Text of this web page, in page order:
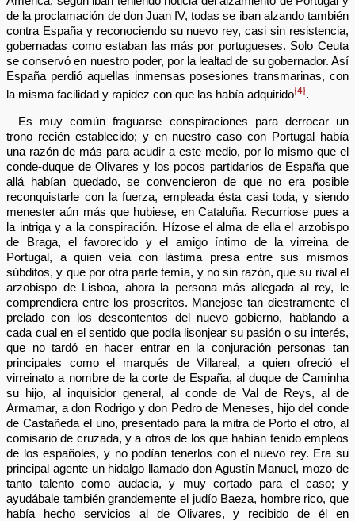
de la proclamación de don Juan IV, todas se iban alzando también
contra España y reconociendo su nuevo rey, casi sin resistencia,
gobernadas como estaban las más por portugueses. Solo Ceuta
se conservó en nuestro poder, por la lealtad de su gobernador. Así
España perdió aquellas inmensas posesiones transmarinas, con
la misma facilidad y rapidez con que las había adquirido{4}.
Es muy común fraguarse conspiraciones para derrocar un
trono recién establecido; y en nuestro caso con Portugal había
una razón de más para acudir a este medio, por lo mismo que el
conde-duque de Olivares y los pocos partidarios de España que
allá habían quedado, se convencieron de que no era posible
reconquistarle con la fuerza, empleada ésta casi toda, y siendo
menester aún más que hubiese, en Cataluña. Recurriose pues a
la intriga y a la conspiración. Hízose el alma de ella el arzobispo
de Braga, el favorecido y el amigo íntimo de la virreina de
Portugal, a quien veía con lástima presa entre sus mismos
súbditos, y que por otra parte temía, y no sin razón, que su rival el
arzobispo de Lisboa, ahora la persona más allegada al rey, le
comprendiera entre los proscritos. Manejose tan diestramente el
prelado con los descontentos del nuevo gobierno, hablando a
cada cual en el sentido que podía lisonjear su pasión o su interés,
que no tardó en hacer entrar en la conjuración personas tan
principales como el marqués de Villareal, a quien ofreció el
virreinato a nombre de la corte de España, al duque de Caminha
su hijo, al inquisidor general, al conde de Val de Reys, al de
Armamar, a don Rodrigo y don Pedro de Meneses, hijo del conde
de Castañeda el uno, presentado para la mitra de Porto el otro, al
comisario de cruzada, y a otros de los que habían tenido empleos
de los españoles, y no podían tenerlos con el nuevo rey. Era su
principal agente un hidalgo llamado don Agustín Manuel, mozo de
tanto talento como audacia, y muy cortado para el caso; y
ayudábale también grandemente el judío Baeza, hombre rico, que
había hecho servicios al de Olivares, y recibido de él en